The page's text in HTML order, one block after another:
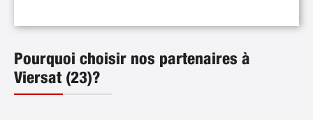
Pourquoi choisir nos partenaires à
Viersat (23)?